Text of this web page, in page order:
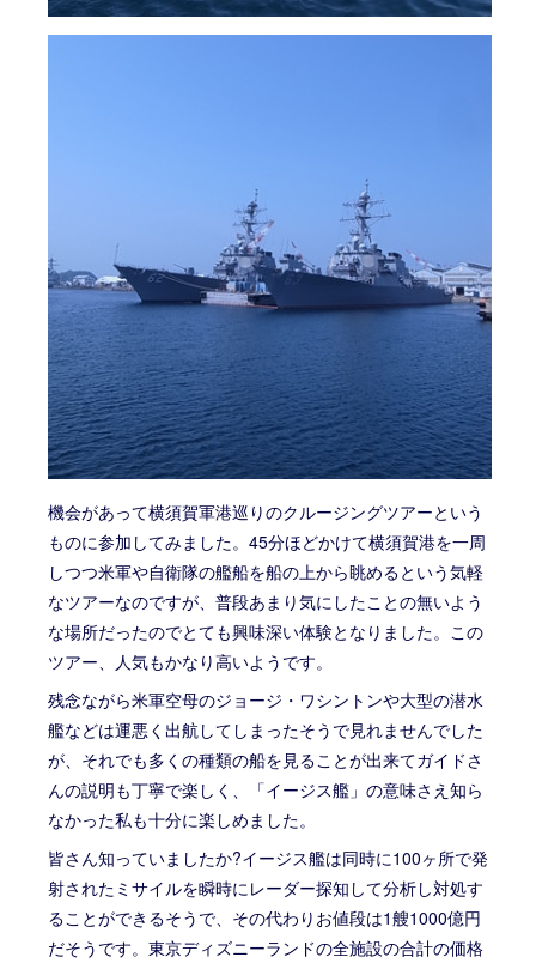
機会があって横須賀軍港巡りのクルージングツアーという
ものに参加してみました。45分ほどかけて横須賀港を一周
しつつ米軍や自衛隊の艦船を船の上から眺めるという気軽
なツアーなのですが、普段あまり気にしたことの無いよう
な場所だったのでとても興味深い体験となりました。この
ツアー、人気もかなり高いようです。
残念ながら米軍空母のジョージ・ワシントンや大型の潜水
艦などは運悪く出航してしまったそうで見れませんでした
が、それでも多くの種類の船を見ることが出来てガイドさ
んの説明も丁寧で楽しく、「イージス艦」の意味さえ知ら
なかった私も十分に楽しめました。
皆さん知っていましたか?イージス艦は同時に100ヶ所で発
射されたミサイルを瞬時にレーダー探知して分析し対処す
ることができるそうで、その代わりお値段は1艘1000億円
だそうです。東京ディズニーランドの全施設の合計の価格